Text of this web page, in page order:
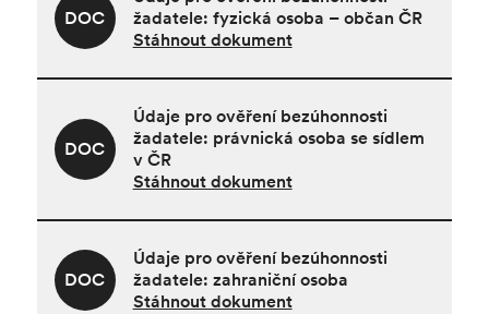
žadatele: fyzická osoba – občan ČR
Stáhnout dokument
DOC
Údaje pro ověření bezúhonnosti
žadatele: právnická osoba se sídlem
v ČR
Stáhnout dokument
DOC
Údaje pro ověření bezúhonnosti
žadatele: zahraniční osoba
Stáhnout dokument
DOC